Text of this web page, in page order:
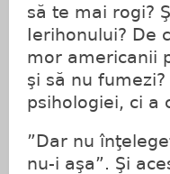
să te mai rogi?
Ierihonului? De
mor americanii
şi să nu
psihologiei, ci a
”Dar nu
nu-i aşa”. Şi